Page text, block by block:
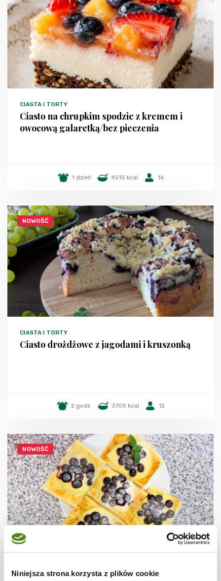
Niniejsza strona korzysta z plików cookie
CIASTA I TORTY
Ciasto na chrupkim spodzie z kremem i
owocową galaretką/bez pieczenia
1 dzień 4515 kcal 16
NOWOŚĆ
CIASTA I TORTY
Ciasto drożdżowe z jagodami i kruszonką
2 godz. 3705 kcal 12
NOWOŚĆ
Ciastka francuskie z borówkami + film